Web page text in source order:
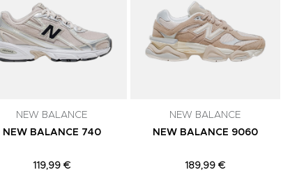
NEW BALANCE
NEW BALANCE 740
119,99 €
NEW BALANCE
NEW BALANCE 9060
189,99 €